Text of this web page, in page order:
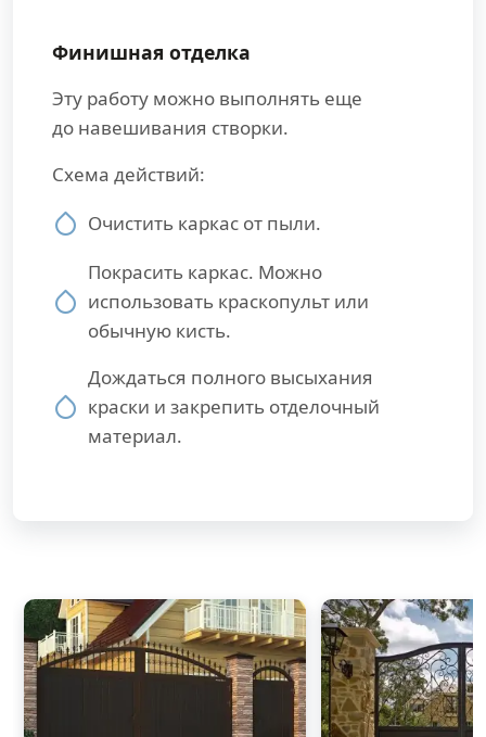
Финишная отделка
Эту работу можно выполнять еще
до навешивания створки.
Схема действий:
Очистить каркас от пыли.
Покрасить каркас. Можно
использовать краскопульт или
обычную кисть.
Дождаться полного высыхания
краски и закрепить отделочный
материал.